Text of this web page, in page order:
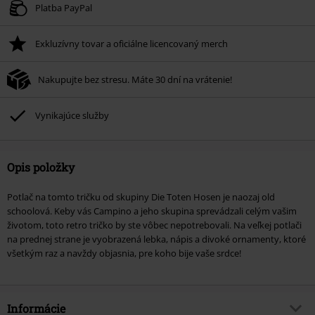
Platba PayPal
Exkluzívny tovar a oficiálne licencovaný merch
Nakupujte bez stresu. Máte 30 dní na vrátenie!
Vynikajúce služby
Opis položky
Potlač na tomto tričku od skupiny Die Toten Hosen je naozaj old
schoolová. Keby vás Campino a jeho skupina sprevádzali celým vašim
životom, toto retro tričko by ste vôbec nepotrebovali. Na veľkej potlači
na prednej strane je vyobrazená lebka, nápis a divoké ornamenty, ktoré
všetkým raz a navždy objasnia, pre koho bije vaše srdce!
Informácie